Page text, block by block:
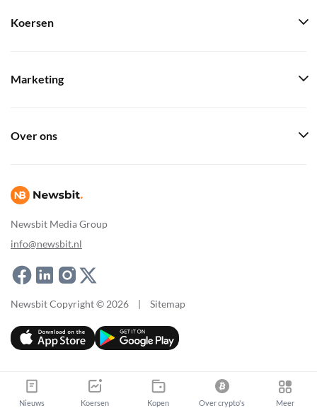
Newsbit Media Group
info@newsbit.nl
Koersen
Marketing
Over ons
Newsbit Copyright © 2026 | Sitemap
Nieuws Koersen Kopen Over crypto's Meer